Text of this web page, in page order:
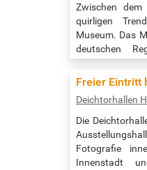
Zwischen
quirligen
Museum. Das
deutschen
präsentiert
Küstengebiete
bietet einen
Freier Eintritt
Deichtorhallen
Die
Fotografie
Innenstadt